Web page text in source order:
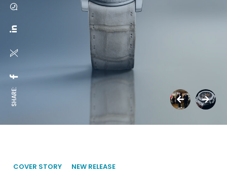
SHARE:
COVER STORY NEW RELEASE